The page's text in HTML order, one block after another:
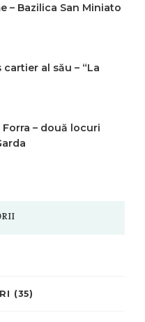
– Bazilica San Miniato
al său – “La
– două locuri
(35)